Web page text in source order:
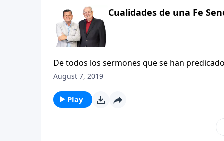
resultado un efecto negativo o temporal.
Algunos dependen de su dinero o prestigio
interesa hacer un impacto duradero para
fuerza, o una orden directa». La pregunta
Aunque Sus palabras son familiares,
más segura. ¡Dan buen resultado!
Cualidades de una Fe
De todos los sermones que se han
a sermones, pues es igual a las grandes
exégesis y exposición, y eso sin mencionar
enseñanzas. Cada faceta del sermón
de verdad resplandecen con brillo casi
facetas del sermón: las Bienaventuranzas.
August 7, 2019
Play